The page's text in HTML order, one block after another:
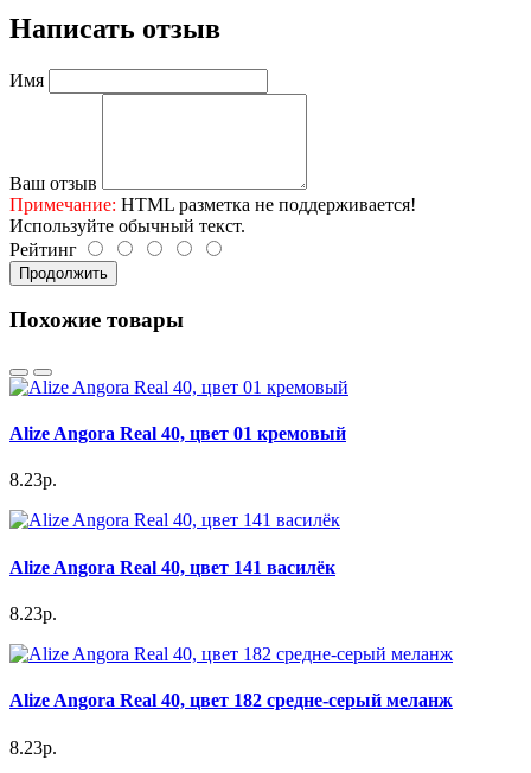
Написать отзыв
Имя
Ваш отзыв
Примечание: HTML разметка не поддерживается!
Используйте обычный текст.
Рейтинг
Продолжить
Похожие товары
Alize Angora Real 40, цвет 01 кремовый
8.23р.
Alize Angora Real 40, цвет 141 василёк
8.23р.
Alize Angora Real 40, цвет 182 средне-серый меланж
8.23р.